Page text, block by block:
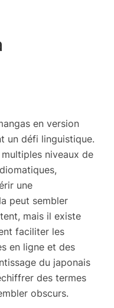
en version
un défi linguistique.
niveaux de
une
peut sembler
mais il existe
faciliter les
en ligne et des
du japonais
des termes
obscurs.